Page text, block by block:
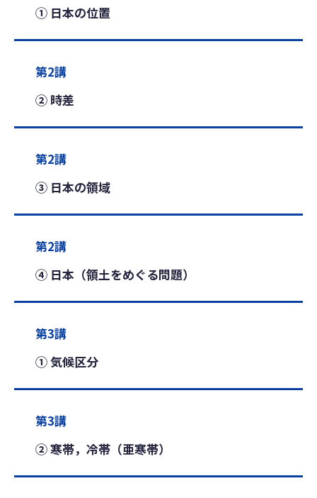
① 日本の位置
第2講
② 時差
第2講
③ 日本の領域
第2講
④ 日本（領土をめぐる問題）
第3講
① 気候区分
第3講
② 寒帯，冷帯（亜寒帯）